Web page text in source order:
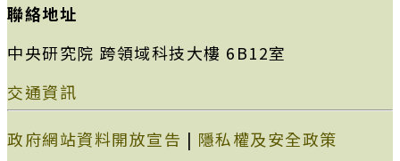
聯絡地址
中央研究院 跨領域科技大樓 6B12室
交通資訊
政府網站資料開放宣告 | 隱私權及安全政策